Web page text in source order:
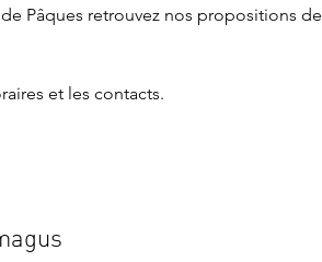
Pâques retrouvez nos propositions de
et les contacts.